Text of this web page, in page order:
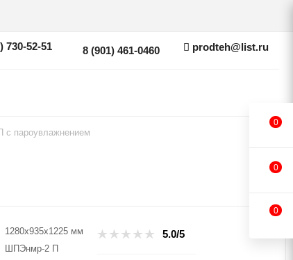
730-52-51 8 (901) 461-0460 prodteh@list.ru
пароувлажнением
1280х935х1225 мм
ШПЭнмр-2 П
5.0/5
0
0
0